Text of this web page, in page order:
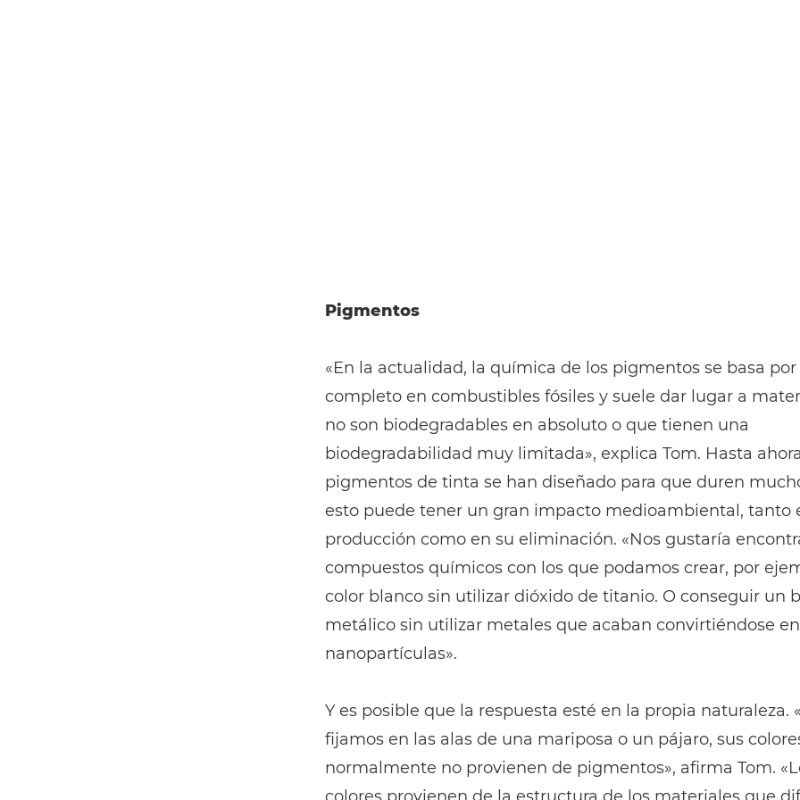
Pigmentos
«En la actualidad, la química de los pigmentos se basa por
completo en combustibles fósiles y suele dar lugar a
no son biodegradables en absoluto o que tienen una
biodegradabilidad muy limitada», explica Tom. Hasta
pigmentos de tinta se han diseñado para que duren
esto puede tener un gran impacto medioambiental, tanto
producción como en su eliminación. «Nos gustaría
compuestos químicos con los que podamos crear, por
color blanco sin utilizar dióxido de titanio. O conseguir un
metálico sin utilizar metales que acaban convirtiéndose en
nanopartículas».
Y es posible que la respuesta esté en la propia naturaleza.
fijamos en las alas de una mariposa o un pájaro, sus
normalmente no provienen de pigmentos», afirma Tom.